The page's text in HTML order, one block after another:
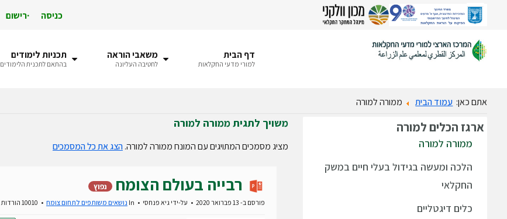
כניסה רישום
דף הבית
למורי מדעי החקלאות
משאבי הוראה
לחטיבה העליונה
תכניות לימודים
בהתאם לתכנית הלימודים
אתם כאן: עמוד הבית ממורה למורה
משויך לתגית ממורה למורה
מציג מסמכים המתויגים עם המונח ממורה למורה.הצג את כל המסמכים
רבייה בעולם הצומח נפוץ
פורסם ב- 13 פברואר 2020 על-ידיגיא פנחסי נושאים משותפים לתחום צומח
ארגז הכלים למורה
ממורה למורה
הלכה ומעשה בגידול בעלי חיים במשק
החקלאי
כלים דיגטליים